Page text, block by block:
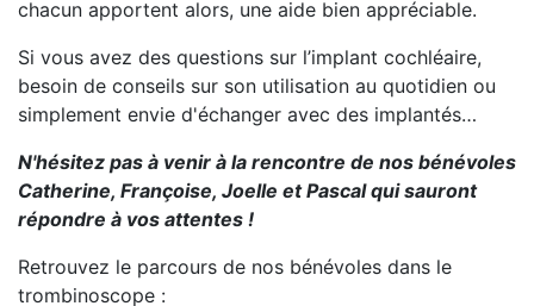
chacun apportent alors, une aide bien appréciable.
Si vous avez des questions sur l’implant cochléaire,
besoin de conseils sur son utilisation au quotidien ou
simplement envie d'échanger avec des implantés…
N'hésitez pas à venir à la rencontre de nos bénévoles
Catherine, Françoise, Joelle et Pascal qui sauront
répondre à vos attentes !
Retrouvez le parcours de nos bénévoles dans le
trombinoscope :